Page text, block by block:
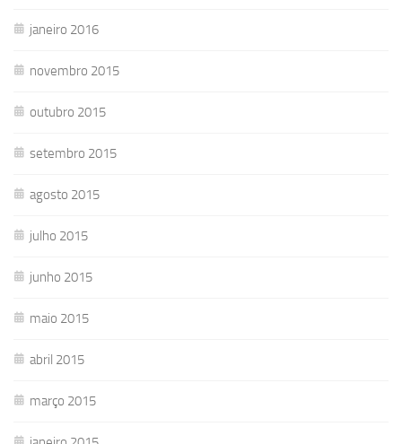
janeiro 2016
novembro 2015
outubro 2015
setembro 2015
agosto 2015
julho 2015
junho 2015
maio 2015
abril 2015
março 2015